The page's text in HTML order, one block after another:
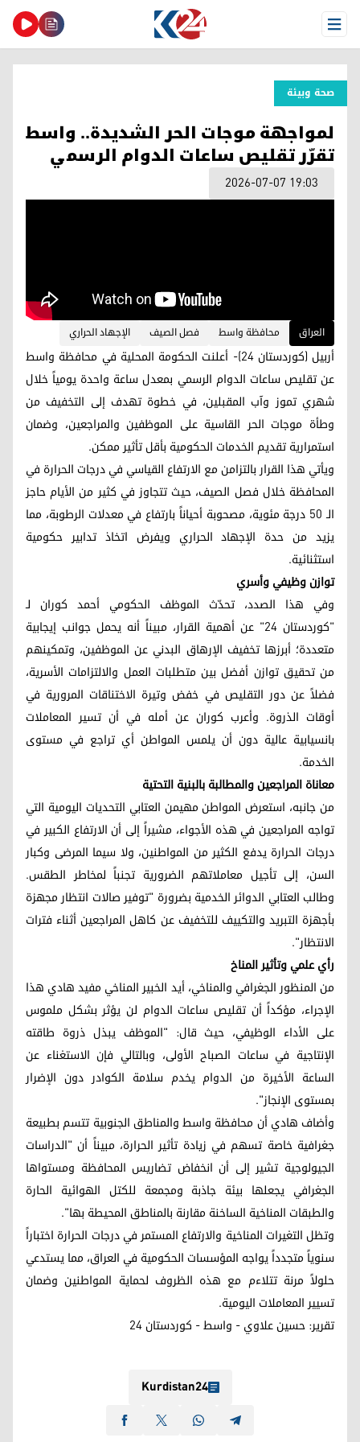
Open Menu
صحة وبیئة
لمواجهة موجات الحر الشديدة.. واسط
تقرّر تقليص ساعات الدوام الرسمي
2026-07-07 19:03
العراق محافظة واسط فصل الصيف الإجهاد الحراري
أربيل (كوردستان 24)- أعلنت الحكومة المحلية في محافظة واسط
عن تقليص ساعات الدوام الرسمي بمعدل ساعة واحدة يومياً خلال
شهري تموز وآب المقبلين، في خطوة تهدف إلى التخفيف من
وطأة موجات الحر القاسية على الموظفين والمراجعين، وضمان
استمرارية تقديم الخدمات الحكومية بأقل تأثير ممكن.
ويأتي هذا القرار بالتزامن مع الارتفاع القياسي في درجات الحرارة في
المحافظة خلال فصل الصيف، حيث تتجاوز في كثير من الأيام حاجز
الـ 50 درجة مئوية، مصحوبة أحياناً بارتفاع في معدلات الرطوبة، مما
يزيد من حدة الإجهاد الحراري ويفرض اتخاذ تدابير حكومية
استثنائية.
توازن وظيفي وأسري
وفي هذا الصدد، تحدّث الموظف الحكومي أحمد كوران لـ
"كوردستان 24" عن أهمية القرار، مبيناً أنه يحمل جوانب إيجابية
متعددة؛ أبرزها تخفيف الإرهاق البدني عن الموظفين، وتمكينهم
من تحقيق توازن أفضل بين متطلبات العمل والالتزامات الأسرية،
فضلاً عن دور التقليص في خفض وتيرة الاختناقات المرورية في
أوقات الذروة. وأعرب كوران عن أمله في أن تسير المعاملات
بانسيابية عالية دون أن يلمس المواطن أي تراجع في مستوى
الخدمة.
معاناة المراجعين والمطالبة بالبنية التحتية
من جانبه، استعرض المواطن مهيمن العتابي التحديات اليومية التي
تواجه المراجعين في هذه الأجواء، مشيراً إلى أن الارتفاع الكبير في
درجات الحرارة يدفع الكثير من المواطنين، ولا سيما المرضى وكبار
السن، إلى تأجيل معاملاتهم الضرورية تجنباً لمخاطر الطقس.
وطالب العتابي الدوائر الخدمية بضرورة "توفير صالات انتظار مجهزة
بأجهزة التبريد والتكييف للتخفيف عن كاهل المراجعين أثناء فترات
الانتظار".
رأي علمي وتأثير المناخ
من المنظور الجغرافي والمناخي، أيد الخبير المناخي مفيد هادي هذا
الإجراء، مؤكداً أن تقليص ساعات الدوام لن يؤثر بشكل ملموس
على الأداء الوظيفي، حيث قال: "الموظف يبذل ذروة طاقته
الإنتاجية في ساعات الصباح الأولى، وبالتالي فإن الاستغناء عن
الساعة الأخيرة من الدوام يخدم سلامة الكوادر دون الإضرار
بمستوى الإنجاز".
وأضاف هادي أن محافظة واسط والمناطق الجنوبية تتسم بطبيعة
جغرافية خاصة تسهم في زيادة تأثير الحرارة، مبيناً أن "الدراسات
الجيولوجية تشير إلى أن انخفاض تضاريس المحافظة ومستواها
الجغرافي يجعلها بيئة جاذبة ومجمعة للكتل الهوائية الحارة
والطبقات المناخية الساخنة مقارنة بالمناطق المحيطة بها".
وتظل التغيرات المناخية والارتفاع المستمر في درجات الحرارة اختباراً
سنوياً متجدداً يواجه المؤسسات الحكومية في العراق، مما يستدعي
حلولاً مرنة تتلاءم مع هذه الظروف لحماية المواطنين وضمان
تسيير المعاملات اليومية.
تقرير: حسين علاوي - واسط - كوردستان 24
Kurdistan24